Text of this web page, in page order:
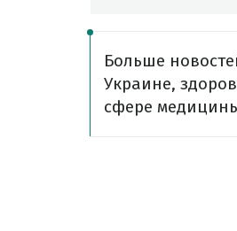
Больше
Украине,
сфере